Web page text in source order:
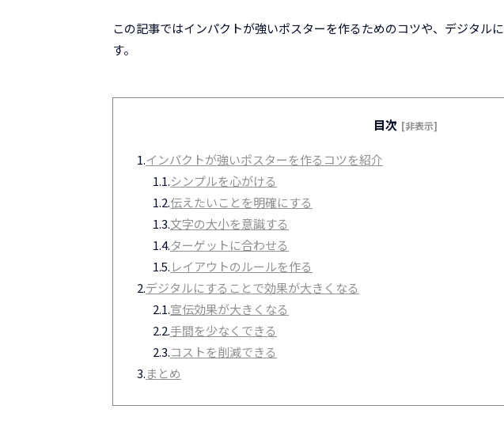
この記事ではインパクトが強いポスターを作るためのコツや、デジタル
す。
目次 [非表示]
1.インパクトが強いポスターを作るコツを紹介
1.1.シンプルを心がける
1.2.伝えたいことを明確にする
1.3.文字の大小を意識する
1.4.ターゲットに合わせる
1.5. レイアウトのルールを作る
2.デジタルにすることで効果が大きくなる
2.1.宣伝効果が大きくなる
2.2.手間を少なくできる
2.3.コストを削減できる
3.まとめ